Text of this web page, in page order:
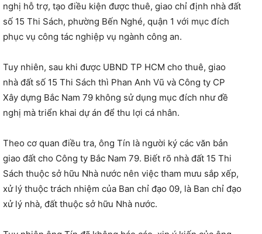
nghị hỗ trợ, tạo điều kiện được thuê, giao chỉ định nhà đất
số 15 Thi Sách, phường Bến Nghé, quận 1 với mục đích
phục vụ công tác nghiệp vụ ngành công an.
Tuy nhiên, sau khi được UBND TP HCM cho thuê, giao
nhà đất số 15 Thi Sách thì Phan Anh Vũ và Công ty CP
Xây dựng Bắc Nam 79 không sử dụng mục đích như đề
nghị mà triển khai dự án để thu lợi cá nhân.
Theo cơ quan điều tra, ông Tín là người ký các văn bản
giao đất cho Công ty Bắc Nam 79. Biết rõ nhà đất 15 Thi
Sách thuộc sở hữu Nhà nước nên việc tham mưu sắp xếp,
xử lý thuộc trách nhiệm của Ban chỉ đạo 09, là Ban chỉ đạo
xử lý nhà, đất thuộc sở hữu Nhà nước.